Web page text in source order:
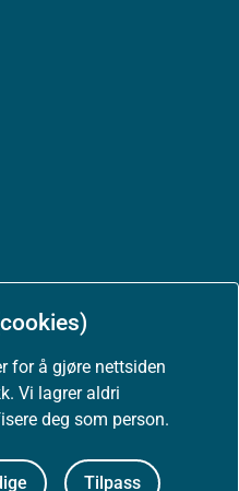
for å gjøre nettsiden
Vi lagrer aldri
deg som person.
Tilpass